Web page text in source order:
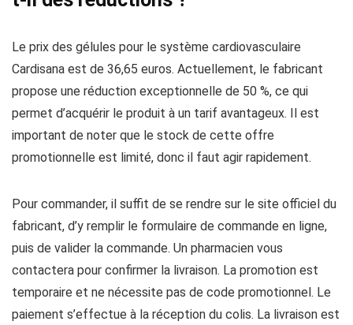
Le prix des gélules pour le système cardiovasculaire
Cardisana est de 36,65 euros. Actuellement, le fabricant
propose une réduction exceptionnelle de 50 %, ce qui
permet d’acquérir le produit à un tarif avantageux. Il est
important de noter que le stock de cette offre
promotionnelle est limité, donc il faut agir rapidement.
Pour commander, il suffit de se rendre sur le site officiel du
fabricant, d’y remplir le formulaire de commande en ligne,
puis de valider la commande. Un pharmacien vous
contactera pour confirmer la livraison. La promotion est
temporaire et ne nécessite pas de code promotionnel. Le
paiement s’effectue à la réception du colis. La livraison est